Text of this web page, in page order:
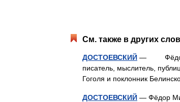
См. также в других
ДОСТОЕВСКИЙ — Фёдор
писатель, мыслитель,
Гоголя и поклонник
ДОСТОЕВСКИЙ — Фёдор